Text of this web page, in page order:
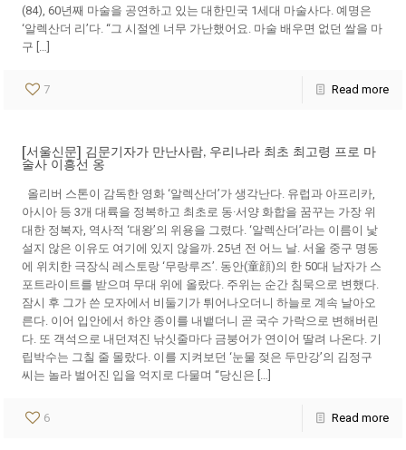
(84), 60년째 마술을 공연하고 있는 대한민국 1세대 마술사다. 예명은
‘알렉산더 리’다. “그 시절엔 너무 가난했어요. 마술 배우면 없던 쌀을 마
구 […]
7 Read more
[서울신문] 김문기자가 만난사람, 우리나라 최초 최고령 프로 마
술사 이흥선 옹
올리버 스톤이 감독한 영화 ‘알렉산더’가 생각난다. 유럽과 아프리카,
아시아 등 3개 대륙을 정복하고 최초로 동·서양 화합을 꿈꾸는 가장 위
대한 정복자, 역사적 ‘대왕’의 위용을 그렸다. ‘알렉산더’라는 이름이 낯
설지 않은 이유도 여기에 있지 않을까. 25년 전 어느 날. 서울 중구 명동
에 위치한 극장식 레스토랑 ‘무랑루즈’. 동안(童顔)의 한 50대 남자가 스
포트라이트를 받으며 무대 위에 올랐다. 주위는 순간 침묵으로 변했다.
잠시 후 그가 쓴 모자에서 비둘기가 튀어나오더니 하늘로 계속 날아오
른다. 이어 입안에서 하얀 종이를 내뱉더니 곧 국수 가락으로 변해버린
다. 또 객석으로 내던져진 낚싯줄마다 금붕어가 연이어 딸려 나온다. 기
립박수는 그칠 줄 몰랐다. 이를 지켜보던 ‘눈물 젖은 두만강’의 김정구
씨는 놀라 벌어진 입을 억지로 다물며 “당신은 […]
6 Read more